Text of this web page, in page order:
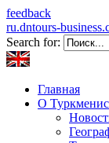
feedback
ru.dntours-
Search for:
Главная
О